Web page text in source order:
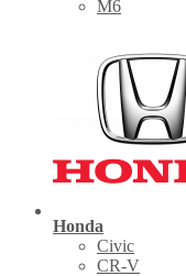
M6
Honda
Civic
CR-V